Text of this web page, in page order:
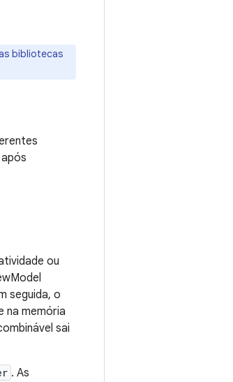
bibliotecas
ou
seguida, o
na memória
sai
. As